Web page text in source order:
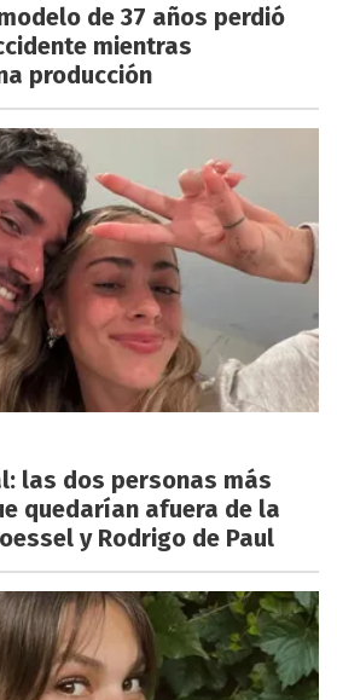
de 37 años perdió
mientras
producción
las dos personas más
quedarían afuera de la
y Rodrigo de Paul